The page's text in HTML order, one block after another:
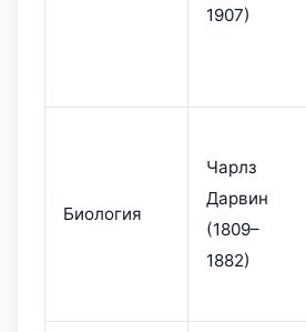
1907)
Биология
Чарлз
Дарвин
(1809–
1882)